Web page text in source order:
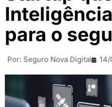
para o
Por: Seguro Nova Digital